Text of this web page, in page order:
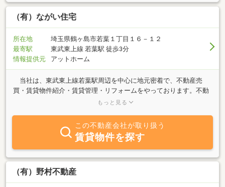
お支払い頂けるサービスもございます！
（有）ながい住宅
所在地
埼玉県鶴ヶ島市若葉１丁目１６－１２
最寄駅
東武東上線 若葉駅 徒歩3分
情報提供元
アットホーム
当社は、東武東上線若葉駅周辺を中心に地元密着で、不動産売
買・賃貸物件紹介・賃貸管理・リフォームをやっております。不動
産に関する質問は何でもお気軽に御相談下さい。親身にお答え致し
もっと見る
この不動産会社が取り扱う
賃貸物件を探す
（有）野村不動産